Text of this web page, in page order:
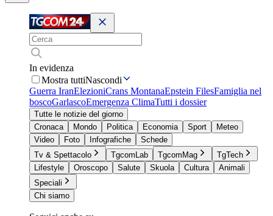
In evidenza
Mostra tuttiNascondi
Guerra IranElezioniCrans MontanaEpstein FilesFamiglia nel
boscoGarlascoEmergenza ClimaTutti i dossier
Tutte le notizie del giorno
Cronaca
Mondo Politica Economia Sport
Meteo
Video
Foto Infografiche
Schede
Tv & Spettacolo
TgcomLab TgcomMag
TgTech
Lifestyle
Oroscopo Salute Skuola Cultura
Animali
Speciali
Chi siamo